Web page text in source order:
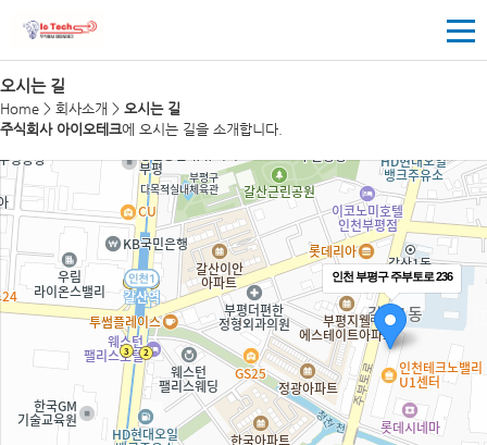
오시는 길
Home > 회사소개 > 오시는 길
주식회사 아이오테크에 오시는 길을 소개합니다.
인천 부평구 주부토로 236